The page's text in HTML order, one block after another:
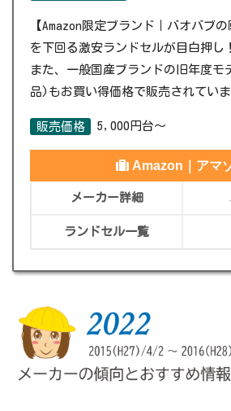
【Amazon限定ブランド｜バオバブ
を下回る激安ランドセルが目白押し！
また、一般国産ブランドの旧年度モ
品)もお買い得価格で販売されていま
販売価格 5,000円台～
Amazon｜アマ
メーカー詳細
ランドセル一覧